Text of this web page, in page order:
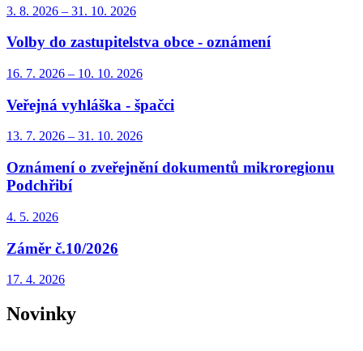
3. 8. 2026 – 31. 10. 2026
Volby do zastupitelstva obce - oznámení
16. 7. 2026 – 10. 10. 2026
Veřejná vyhláška - špačci
13. 7. 2026 – 31. 10. 2026
Oznámení o zveřejnění dokumentů mikroregionu
Podchřibí
4. 5. 2026
Záměr č.10/2026
17. 4. 2026
Novinky